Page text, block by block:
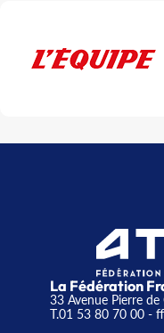
La Fédération
33 Avenue Pierre
T.01 53 80 70 00-